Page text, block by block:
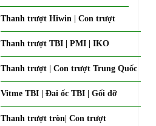
Thanh trượt Hiwin | Con trượt
Thanh trượt TBI | PMI | IKO
Thanh trượt | Con trượt Trung Quốc
Vitme TBI | Đai ốc TBI | Gối đỡ
Thanh trượt tròn| Con trượt